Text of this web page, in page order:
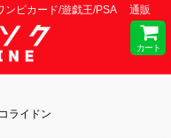
ンピカード/遊戯王/PSA 通販
カート
ライドン